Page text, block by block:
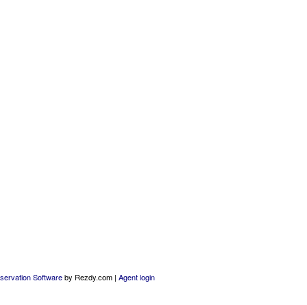
Softwareby Rezdy.com | Agent login